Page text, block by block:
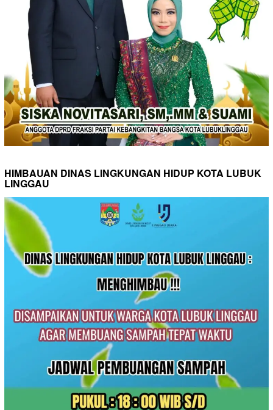
HIMBAUAN DINAS LINGKUNGAN HIDUP KOTA LUBUK
LINGGAU